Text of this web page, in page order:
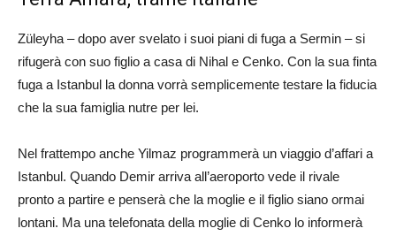
Züleyha – dopo aver svelato i suoi piani di fuga a Sermin – si
rifugerà con suo figlio a casa di Nihal e Cenko. Con la sua finta
fuga a Istanbul la donna vorrà semplicemente testare la fiducia
che la sua famiglia nutre per lei.
Nel frattempo anche Yilmaz programmerà un viaggio d’affari a
Istanbul. Quando Demir arriva all’aeroporto vede il rivale
pronto a partire e penserà che la moglie e il figlio siano ormai
lontani. Ma una telefonata della moglie di Cenko lo informerà